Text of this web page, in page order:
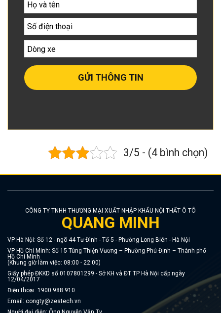
GỬI THÔNG TIN
3/5 - (4 bình chọn)
CÔNG TY TNHH THƯƠNG MẠI XUẤT NHẬP KHẨU NỘI THẤT Ô TÔ
QUANG MINH
VP Hà Nội: Số 12 - ngõ 44 Tư Đình - Tổ 5 - Phường Long Biên - Hà Nội
VP Hồ Chí Minh: Số 15 Tùng Thiện Vương – Phường Phú Định – Thành phố
Hồ Chí Minh
(Khung giờ làm việc: 08:00 - 22:00)
Giấy phép ĐKKD số 0107801299 - Sở KH và ĐT TP Hà Nội cấp ngày
12/04/2017
Điện thoại: 1900 988 910
Email: congty@zestech.vn